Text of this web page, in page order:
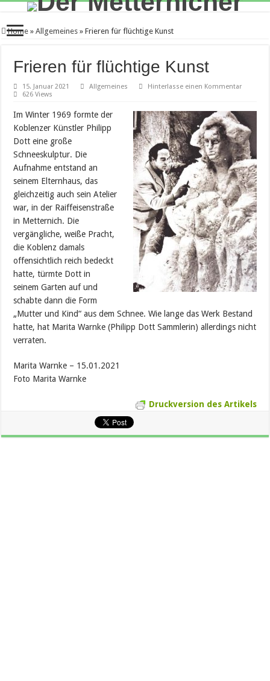
Home » Allgemeines » Frieren für flüchtige Kunst
Frieren für flüchtige Kunst
15. Januar 2021 Allgemeines
Hinterlasse einen Kommentar
626 Views
Im Winter 1969 formte der
Koblenzer Künstler Philipp
Dott eine große
Schneeskulptur. Die
Aufnahme entstand an
seinem Elternhaus, das
gleichzeitig auch sein Atelier
war, in der Raiffeisenstraße
in Metternich. Die
vergängliche, weiße Pracht,
die Koblenz damals
offensichtlich reich bedeckt
hatte, türmte Dott in
seinem Garten auf und
schabte dann die Form
„Mutter und Kind“ aus dem Schnee. Wie lange das Werk Bestand
hatte, hat Marita Warnke (Philipp Dott Sammlerin) allerdings nicht
verraten.
Marita Warnke – 15.01.2021
Foto Marita Warnke
Druckversion des Artikels